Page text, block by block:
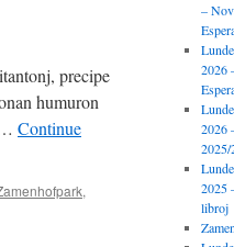
precipe
humuron
Continue
,
–
2026
2026
2025/
2025
libroj